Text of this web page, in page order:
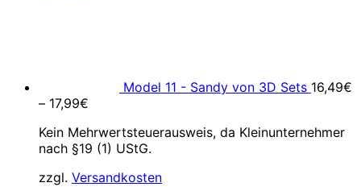
Model 11 - Sandy von 3D Sets 16,49€
– 17,99€
Kein Mehrwertsteuerausweis, da Kleinunternehmer
nach §19 (1) UStG.
zzgl. Versandkosten